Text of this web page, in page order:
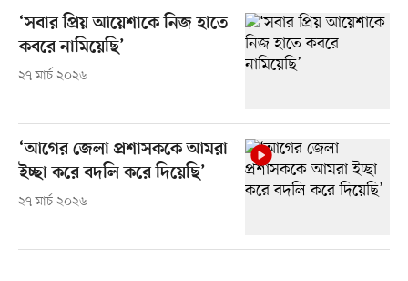
‘সবার প্রিয় আয়েশাকে নিজ হাতে
কবরে নামিয়েছি’
২৭ মার্চ ২০২৬
‘আগের জেলা প্রশাসককে আমরা
ইচ্ছা করে বদলি করে দিয়েছি’
২৭ মার্চ ২০২৬